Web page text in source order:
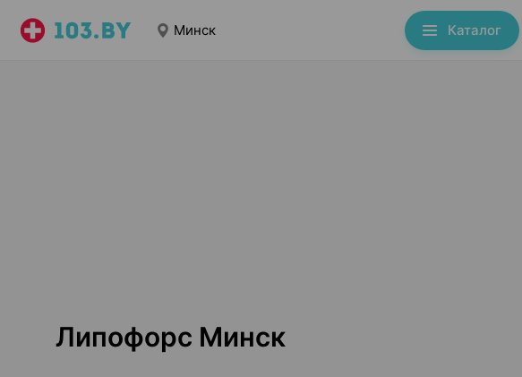
Минск Каталог
Липофорс Минск